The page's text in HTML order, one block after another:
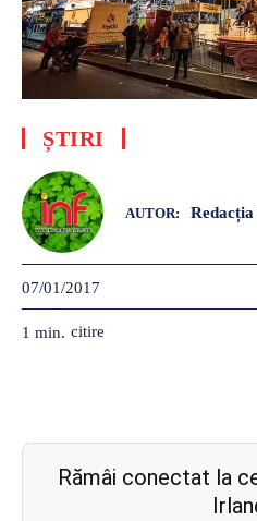
ȘTIRI
AUTOR:
07/01/2017
1 min. citire
Rămâi conectat la